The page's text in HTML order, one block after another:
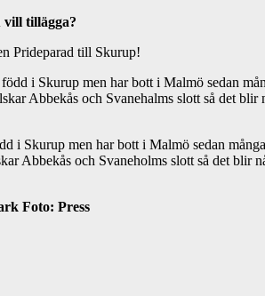
tillägga?
Prideparad till Skurup!
i Skurup men har bott i Malmö sedan
Abbekås och Svaneholms slott så det blir
Foto: Press